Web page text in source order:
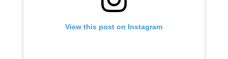
View this post on Instagram